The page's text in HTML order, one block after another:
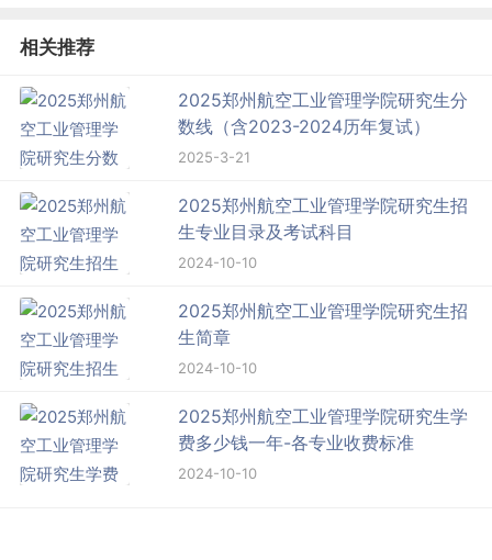
相关推荐
2025郑州航空工业管理学院研究生分
数线（含2023-2024历年复试）
2025-3-21
2025郑州航空工业管理学院研究生招
生专业目录及考试科目
2024-10-10
2025郑州航空工业管理学院研究生招
生简章
2024-10-10
2025郑州航空工业管理学院研究生学
费多少钱一年-各专业收费标准
2024-10-10